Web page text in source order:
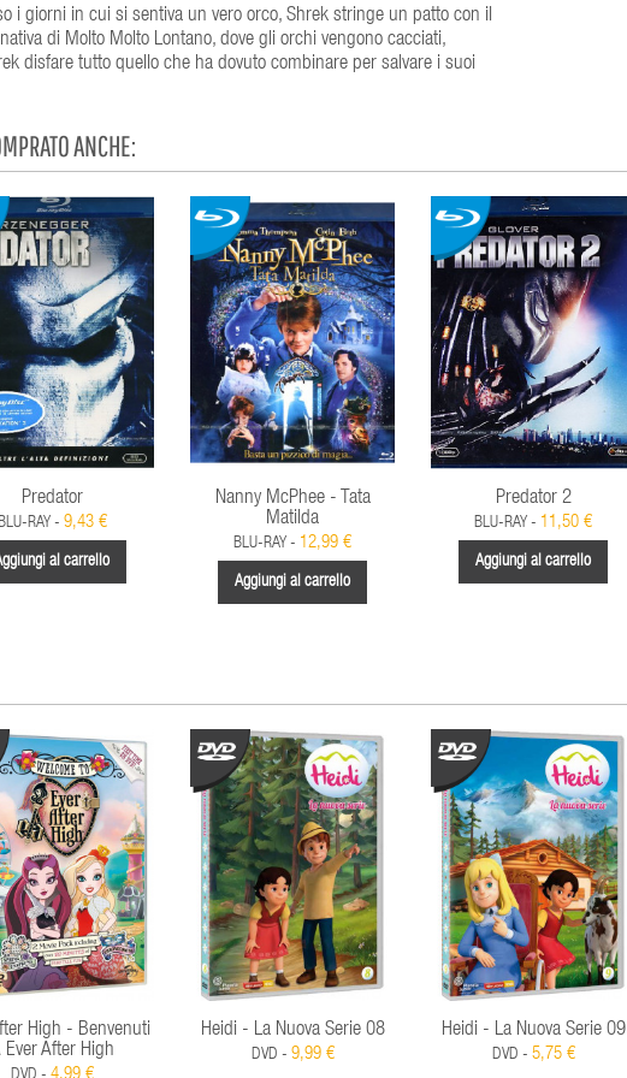
i giorni in cui si sentiva un vero orco, Shrek stringe un patto con il
di Molto Molto Lontano, dove gli orchi vengono cacciati,
disfare tutto quello che ha dovuto combinare per salvare i suoi
ANCHE:
Predator
RAY - 9,43 €
al carrello
Nanny McPhee - Tata
Matilda
BLU-RAY - 12,99 €
Aggiungi al carrello
Predator 2
BLU-RAY - 11,50 €
Aggiungi al carrello
High - Benvenuti
Ever After High
Heidi - La Nuova Serie 08
DVD - 9,99 €
Heidi - La Nuova Serie 09
DVD - 5,75 €